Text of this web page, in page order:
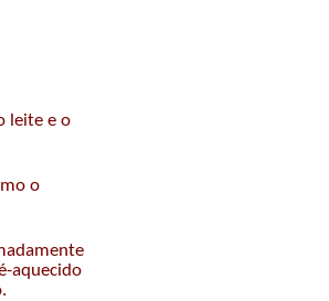
leite e o
o
aquecido